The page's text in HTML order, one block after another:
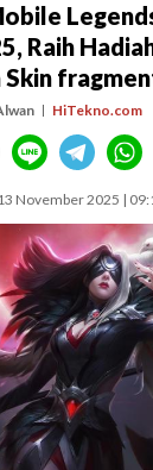
Raih
Skin
HiTekno.com
November 2025 |